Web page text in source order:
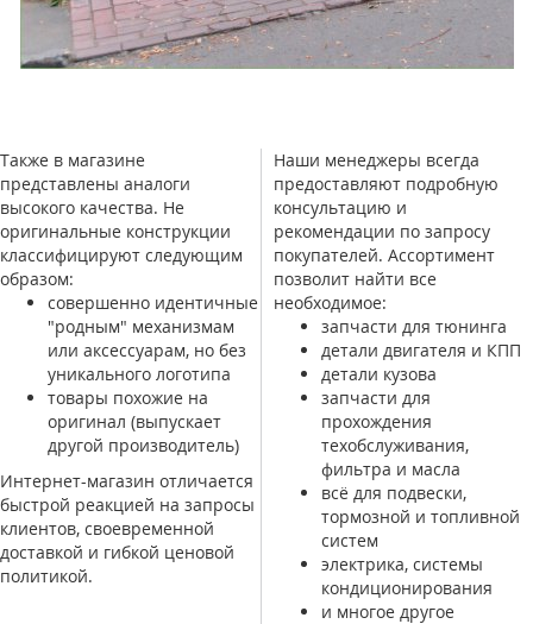
Также в магазине
представлены аналоги
высокого качества. Не
оригинальные конструкции
классифицируют следующим
образом:
совершенно идентичные
"родным" механизмам
или аксессуарам, но без
уникального логотипа
товары похожие на
оригинал (выпускает
другой производитель)
Интернет-магазин отличается
быстрой реакцией на запросы
клиентов, своевременной
доставкой и гибкой ценовой
политикой.
Наши менеджеры всегда
предоставляют подробную
консультацию и
рекомендации по запросу
покупателей. Ассортимент
позволит найти все
необходимое:
запчасти для тюнинга
детали двигателя и КПП
детали кузова
запчасти для
прохождения
техобслуживания,
фильтра и масла
всё для подвески,
тормозной и топливной
систем
электрика, системы
кондиционирования
и многое другое